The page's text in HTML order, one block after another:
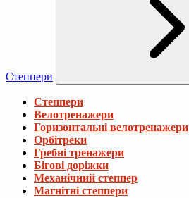
Степпери
Степпери
Велотренажери
Горизонтальні велотренажери
Орбітреки
Гребні тренажери
Бігові доріжки
Механічний степпер
Магнітні степпери